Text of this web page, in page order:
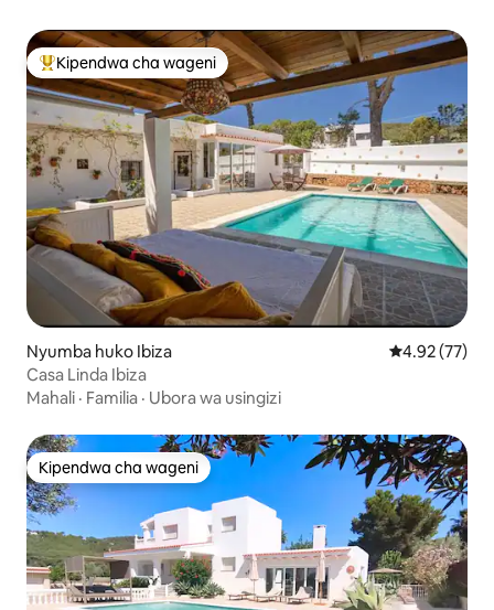
Kipendwa maarufu cha wageni
Kipendwa cha wageni
Nyumba huko Ibiza Ukadiriaji wa
4.92 (77)
Casa Linda Ibiza
Mahali · Familia · Ubora wa usingizi
Kipendwa cha wageni
Kipendwa cha wageni